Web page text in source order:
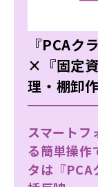
『PCAク
×『固定
理・棚卸
スマートフ
る簡単操作
タは『